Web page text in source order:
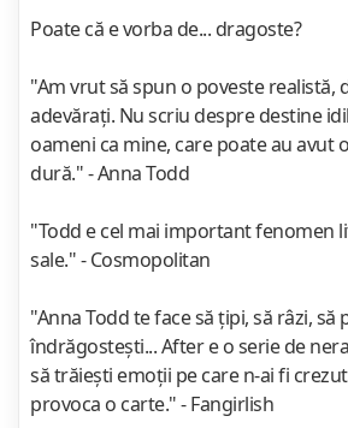
Poate că e vorba de... dragoste?
"Am vrut să spun o poveste realistă,
adevăraţi. Nu scriu despre destine
oameni ca mine, care poate au avut
dură." - Anna Todd
"Todd e cel mai important fenomen
sale." - Cosmopolitan
"Anna Todd te face să ţipi, să râzi, să
îndrăgosteşti... After e o serie de
să trăieşti emoţii pe care n-ai fi
provoca o carte." - Fangirlish